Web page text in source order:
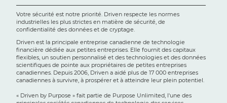
Votre sécurité est notre priorité. Driven respecte les normes
industrielles les plus strictes en matière de sécurité, de
confidentialité des données et de cryptage.
Driven est la principale entreprise canadienne de technologie
financière dédiée aux petites entreprises. Elle fournit des capitaux
flexibles, un soutien personnalisé et des technologies et des données
scientifiques de pointe aux propriétaires de petites entreprises
canadiennes. Depuis 2006, Driven a aidé plus de 17 000 entreprises
canadiennes à survivre, à prospérer et à atteindre leur plein potentiel.
« Driven by Purpose » fait partie de Purpose Unlimited, l'une des